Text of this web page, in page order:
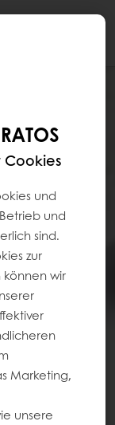
Cookies
und
und
sind.
zur
können wir
Marketing,
unsere